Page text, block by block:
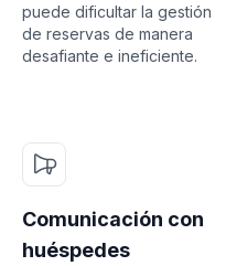
puede dificultar la gestión
de reservas de manera
desafiante e ineficiente.
Comunicación con
huéspedes